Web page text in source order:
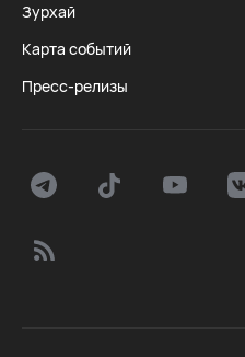
Зурхай
Карта событий
Пресс-релизы